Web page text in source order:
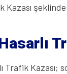
Kazası
Trafik Kazası;